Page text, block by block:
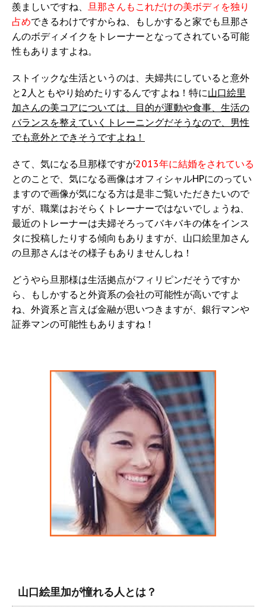
羨ましいですね、 旦那さんもこれだけの美ボディを独り
占めできるわけですからね、もしかすると家でも旦那さ
んのボディメイクをトレーナーとなってされている可能
性もありますよね。
ストイックな生活というのは、夫婦共にしていると意外
と2人ともやり始めたりするんですよね！特に山口絵里
加さんの美コアについては、目的が運動や食事、生活の
バランスを整えていくトレーニングだそうなので、男性
でも意外とできそうですよね！
さて、気になる旦那様ですが2013年に結婚をされている
とのことで、気になる画像はオフィシャルHPにのってい
ますので画像が気になる方は是非ご覧いただきたいので
すが、職業はおそらくトレーナーではないでしょうね、
最近のトレーナーは夫婦そろってバキバキの体をインス
タに投稿したりする傾向もありますが、山口絵里加さん
の旦那さんはその様子もありませんしね！
どうやら旦那様は生活拠点がフィリピンだそうですか
ら、もしかすると外資系の会社の可能性が高いですよ
ね、外資系と言えば金融が思いつきますが、銀行マンや
証券マンの可能性もありますね！
山口絵里加が憧れる人とは？